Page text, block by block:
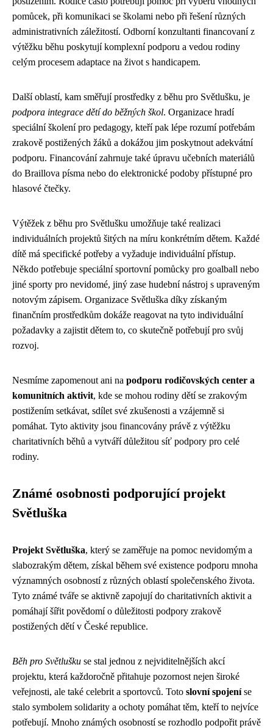
pomůcek, při komunikaci se školami nebo při řešení různých
administrativních záležitostí. Odborní konzultanti financovaní z
výtěžku běhu poskytují komplexní podporu a vedou rodiny
celým procesem adaptace na život s handicapem.
Další oblastí, kam směřují prostředky z běhu pro Světlušku, je
podpora integrace dětí do běžných škol. Organizace hradí
speciální školení pro pedagogy, kteří pak lépe rozumí potřebám
zrakově postižených žáků a dokážou jim poskytnout adekvátní
podporu. Financování zahrnuje také úpravu učebních materiálů
do Braillova písma nebo do elektronické podoby přístupné pro
hlasové čtečky.
Výtěžek z běhu pro Světlušku umožňuje také realizaci
individuálních projektů šitých na míru konkrétním dětem. Každé
dítě má specifické potřeby a vyžaduje individuální přístup.
Někdo potřebuje speciální sportovní pomůcky pro goalball nebo
jiné sporty pro nevidomé, jiný zase hudební nástroj s upraveným
notovým zápisem. Organizace Světluška díky získaným
finančním prostředkům dokáže reagovat na tyto individuální
požadavky a zajistit dětem to, co skutečně potřebují pro svůj
rozvoj.
Nesmíme zapomenout ani na podporu rodičovských center a
komunitních aktivit, kde se mohou rodiny dětí se zrakovým
postižením setkávat, sdílet své zkušenosti a vzájemně si
pomáhat. Tyto aktivity jsou financovány právě z výtěžku
charitativních běhů a vytváří důležitou síť podpory pro celé
rodiny.
Známé osobnosti podporující projekt
Světluška
Projekt Světluška, který se zaměřuje na pomoc nevidomým a
slabozrakým dětem, získal během své existence podporu mnoha
významných osobností z různých oblastí společenského života.
Tyto známé tváře se aktivně zapojují do charitativních aktivit a
pomáhají šířit povědomí o důležitosti podpory zrakově
postižených dětí v České republice.
Běh pro Světlušku se stal jednou z nejviditelnějších akcí
projektu, která každoročně přitahuje pozornost nejen široké
veřejnosti, ale také celebrit a sportovců. Toto slovní spojeníse
stalo symbolem solidarity a ochoty pomáhat těm, kteří to nejvíce
potřebují. Mnoho známých osobností se rozhodlo podpořit právě